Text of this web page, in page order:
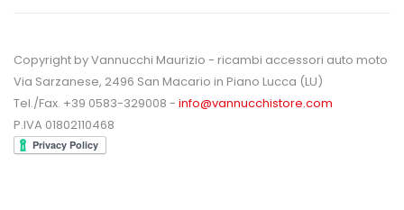
Copyright by Vannucchi Maurizio - ricambi accessori auto moto
Via Sarzanese, 2496 San Macario in Piano Lucca (LU)
Tel./Fax. +39 0583-329008 - info@vannucchistore.com
P.IVA 01802110468